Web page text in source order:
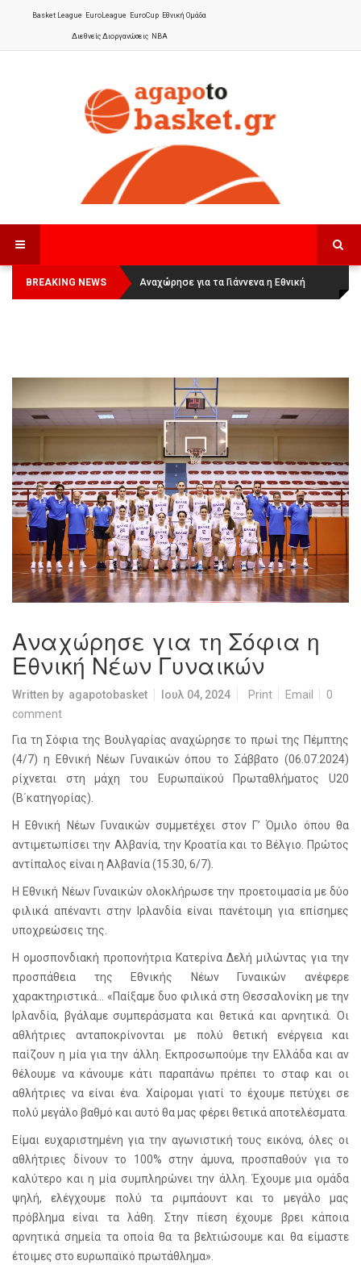
Basket League EuroLeague EuroCup Εθνική Ομάδα
Διεθνείς Διοργανώσεις NBA
BREAKING NEWS
Οι Πάνθηρες Καβάλας στην Women
Basketball League 1
Αναχώρησε για τα Γιάννενα η Εθνική
Γυναικών:
Αναχώρησε για τη Σόφια η
Εθνική Νέων Γυναικών
Written by agapotobasket Ιουλ 04, 2024 Print Email
0
comment
Για τη Σόφια της Βουλγαρίας αναχώρησε το πρωί της Πέμπτης
(4/7) η Εθνική Νέων Γυναικών όπου το Σάββατο (06.07.2024)
ρίχνεται στη μάχη του Ευρωπαϊκού Πρωταθλήματος U20
(Β΄κατηγορίας).
Η Εθνική Νέων Γυναικών συμμετέχει στον Γ’ Όμιλο όπου θα
αντιμετωπίσει την Αλβανία, την Κροατία και το Βέλγιο. Πρώτος
αντίπαλος είναι η Αλβανία (15.30, 6/7).
Η Εθνική Νέων Γυναικών ολοκλήρωσε την προετοιμασία με δύο
φιλικά απέναντι στην Ιρλανδία είναι πανέτοιμη για επίσημες
υποχρεώσεις της.
Η ομοσπονδιακή προπονήτρια Κατερίνα Δελή μιλώντας για την
προσπάθεια της Εθνικής Νέων Γυναικών ανέφερε
χαρακτηριστικά… «Παίξαμε δυο φιλικά στη Θεσσαλονίκη με την
Ιρλανδία, βγάλαμε συμπεράσματα και θετικά και αρνητικά. Οι
αθλήτριες ανταποκρίνονται με πολύ θετική ενέργεια και
παίζουν η μία για την άλλη. Εκπροσωπούμε την Ελλάδα και αν
θέλουμε να κάνουμε κάτι παραπάνω πρέπει το σταφ και οι
αθλήτριες να είναι ένα. Χαίρομαι γιατί το έχουμε πετύχει σε
πολύ μεγάλο βαθμό και αυτό θα μας φέρει θετικά αποτελέσματα.
Είμαι ευχαριστημένη για την αγωνιστική τους εικόνα, όλες οι
αθλήτριες δίνουν το 100% στην άμυνα, προσπαθούν για το
καλύτερο και η μία συμπληρώνει την άλλη. Έχουμε μια ομάδα
ψηλή, ελέγχουμε πολύ τα ριμπάουντ και το μεγάλο μας
πρόβλημα είναι τα λάθη. Στην πίεση έχουμε βρει κάποια
αρνητικά σημεία τα οποία θα τα βελτιώσουμε και θα είμαστε
έτοιμες στο ευρωπαϊκό πρωτάθλημα».